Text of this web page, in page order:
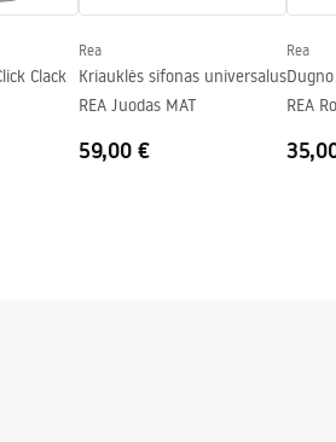
Clack
Rea
Kriauklės sifonas universalus
REA Juodas MAT
59,00 €
Rea